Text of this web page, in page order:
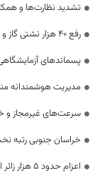
تشدید نظارت‌ها و
رفع 40 هزار نشتی گاز و کشف 76 مورد سرقت گاز در چهار ماهه نخست سال
پسماندهای
مدیریت هوشمندانه
سرعت‌های غیرمجاز و
خراسان جنوبی رتبه
اعزام حدود 5 هزار زائر اربعین از خراسان جنوبی؛ بازگشت‌ها آغاز شد